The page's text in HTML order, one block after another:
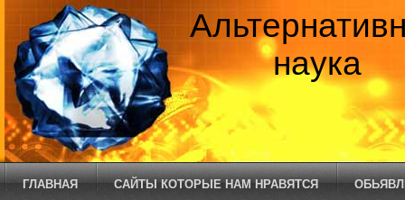
наука
ГЛАВНАЯ САЙТЫ КОТОРЫЕ НАМ НРАВЯТСЯ